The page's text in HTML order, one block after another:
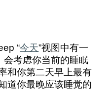
“今天”视图中有一
会考虑你当前的睡眠
和你第二天早上最有
道你最晚应该睡觉的